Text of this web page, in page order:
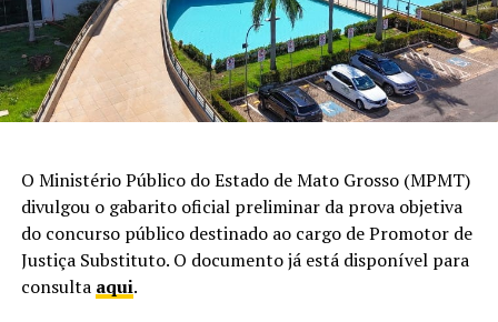
O Ministério Público do Estado de Mato Grosso (MPMT)
divulgou o gabarito oficial preliminar da prova objetiva
do concurso público destinado ao cargo de Promotor de
Justiça Substituto. O documento já está disponível para
consulta aqui.